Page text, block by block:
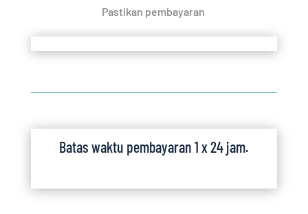
Pastikan pembayaran
Batas waktu pembayaran 1 x 24 jam.